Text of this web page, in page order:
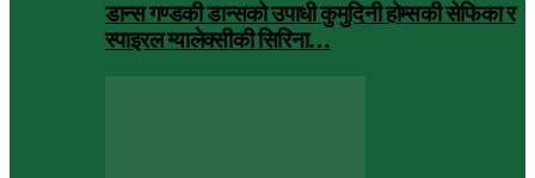
डान्स गण्डकी डान्सको उपाधी कुमुदिनी होम्सकी सेफिका र
स्पाइरल ग्यालेक्सीकी सिरिना…